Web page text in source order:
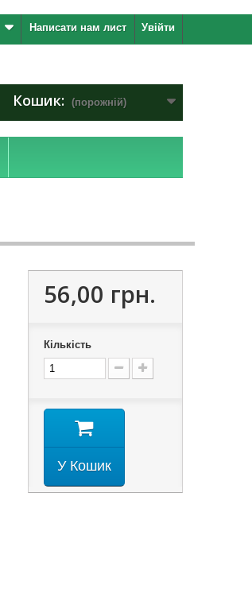
Увійти
Написати нам лист
Кошик: (порожній)
56,00 грн.
Кількість
У Кошик